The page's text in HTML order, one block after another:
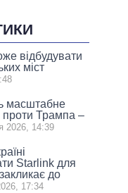
відбудувати
міст
масштабне
проти Трампа –
2026, 14:39
Starlink для
до
17:34